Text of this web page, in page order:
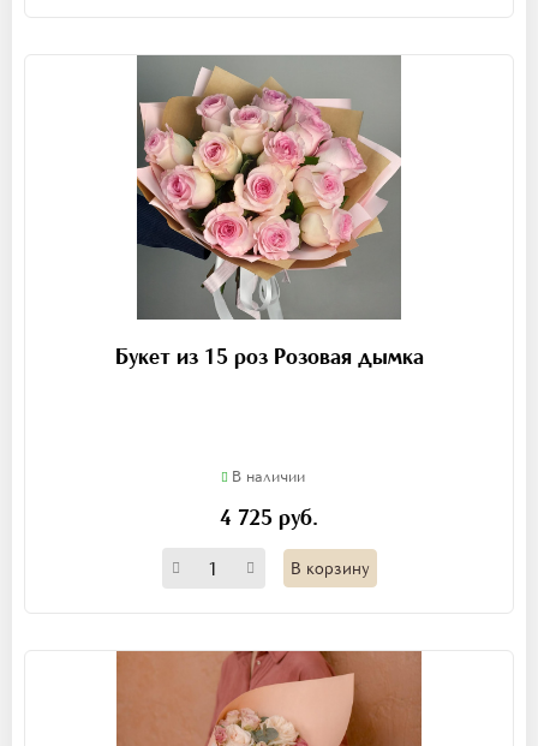
Букет из 15 роз Розовая дымка
В наличии
4 725 руб.
В корзину